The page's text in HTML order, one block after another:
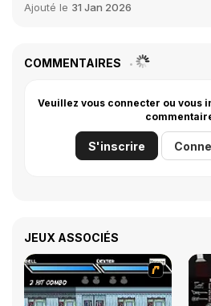
Ajouté le 31 Jan 2026
COMMENTAIRES
Veuillez vous connecter ou vous
S'inscrire
JEUX ASSOCIÉS